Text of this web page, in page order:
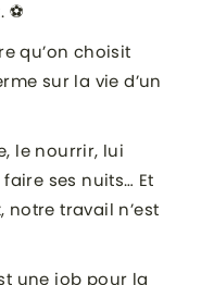
⚽
qu’on choisit
sur la vie d’un
le nourrir, lui
ses nuits… Et
notre travail n’est
une job pour la